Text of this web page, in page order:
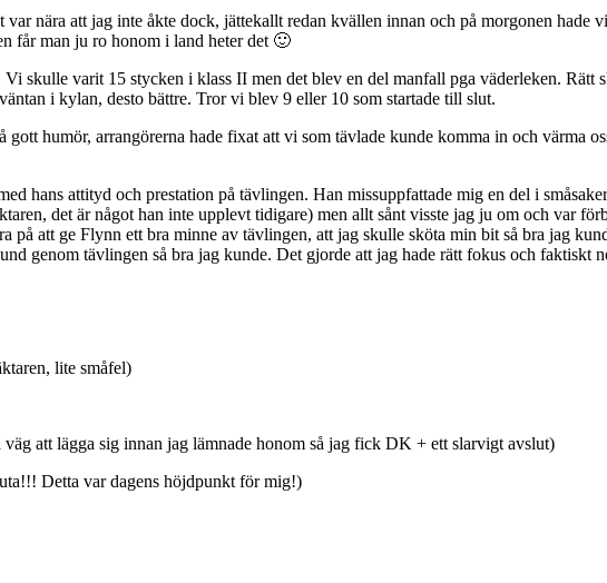
nära att jag inte åkte dock, jättekallt redan kvällen innan och på morgonen hade
får man ju ro honom i land heter det 🙂
skulle varit 15 stycken i klass II men det blev en del manfall pga väderleken. Rätt
i kylan, desto bättre. Tror vi blev 9 eller 10 som startade till slut.
humör, arrangörerna hade fixat att vi som tävlade kunde komma in och värma
hans attityd och prestation på tävlingen. Han missuppfattade mig en del i
det är något han inte upplevt tidigare) men allt sånt visste jag ju om och var
på att ge Flynn ett bra minne av tävlingen, att jag skulle sköta min bit så bra jag
genom tävlingen så bra jag kunde. Det gjorde att jag hade rätt fokus och faktiskt
lite småfel)
att lägga sig innan jag lämnade honom så jag fick DK + ett slarvigt avslut)
Detta var dagens höjdpunkt för mig!)